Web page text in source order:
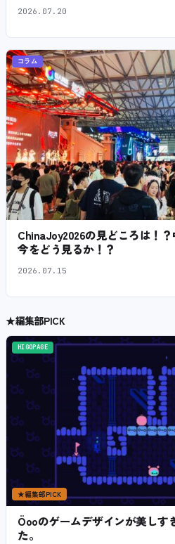
2026.07.20
コラム
ChinaJoy2026の見どころは！
今をどう見るか！？
2026.07.15
★編集部PICK
HIGOPAGE
★編集部PICK
Öooのゲームデザインが美しす
た。